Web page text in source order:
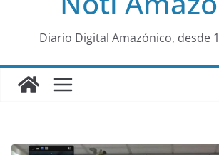
alDiario Digital Amazónico, desde